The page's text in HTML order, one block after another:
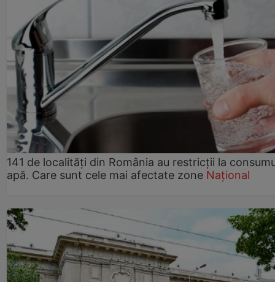
141 de localități din România au restricții la
apă. Care sunt cele mai afectate zone Național